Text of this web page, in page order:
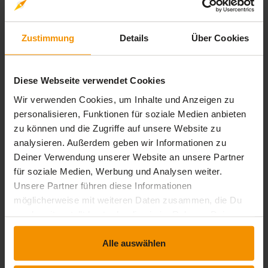
Zustimmung Details Über Cookies
Diese Webseite verwendet Cookies
Wir verwenden Cookies, um Inhalte und Anzeigen zu
personalisieren, Funktionen für soziale Medien anbieten
zu können und die Zugriffe auf unsere Website zu
analysieren. Außerdem geben wir Informationen zu
Deiner Verwendung unserer Website an unsere Partner
für soziale Medien, Werbung und Analysen weiter.
Unsere Partner führen diese Informationen
möglicherweise mit weiteren Daten zusammen, die Du
Nutzung der Dienste gesammelt haben.
Alle auswählen
1 Std. 45 Min.
Selbstmanagement – Das Inner Game lenken
extension Interaktiver Inhalt timelapse 1 Std. 45 Min.
Resilient durch Alltag und Beruf
Bewertungen
Gesamtbewertung
Durchschnittliche Bewertungen
0,00